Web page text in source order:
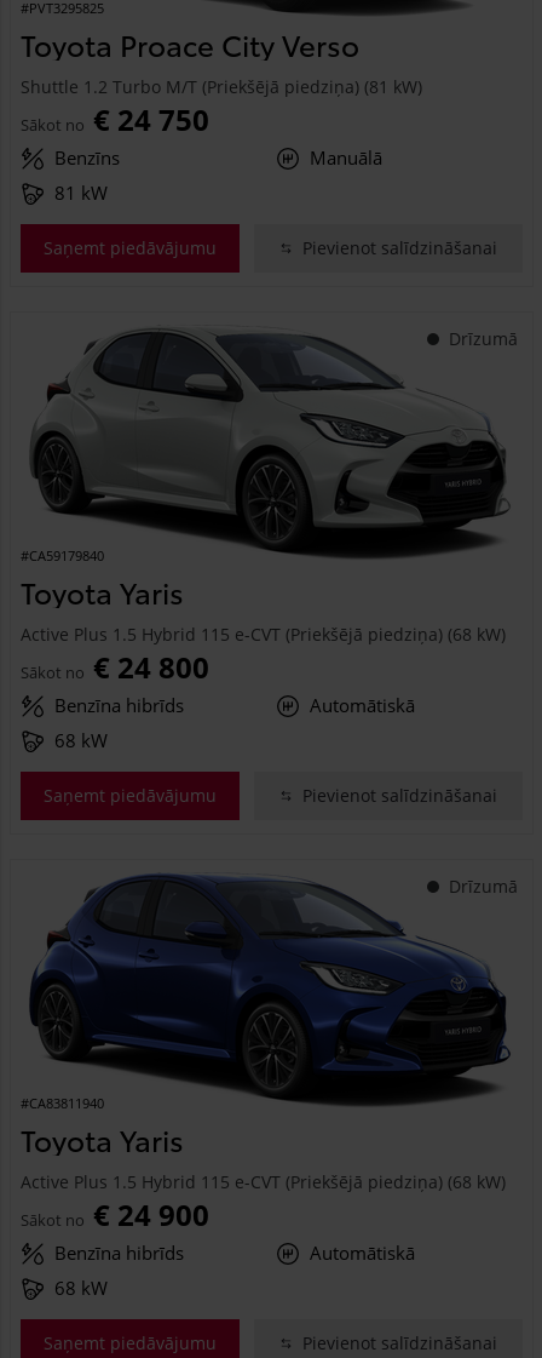
#PVT3295825
Toyota Proace City Verso
Shuttle 1.2 Turbo M/T (Priekšējā piedziņa) (81 kW)
Sākot no € 24 750
Benzīns
Manuālā
81 kW
Saņemt piedāvājumu Pievienot salīdzināšanai
Drīzumā
#CA59179840
Toyota Yaris
Active Plus 1.5 Hybrid 115 e-CVT (Priekšējā piedziņa) (68 kW)
Sākot no € 24 800
Benzīna hibrīds
Automātiskā
68 kW
Saņemt piedāvājumu Pievienot salīdzināšanai
Drīzumā
#CA83811940
Toyota Yaris
Active Plus 1.5 Hybrid 115 e-CVT (Priekšējā piedziņa) (68 kW)
Sākot no € 24 900
Benzīna hibrīds
Automātiskā
68 kW
Saņemt piedāvājumu Pievienot salīdzināšanai